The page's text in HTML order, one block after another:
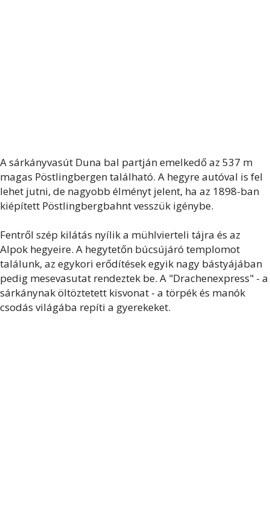
A sárkányvasút Duna bal partján emelkedő az 537 m
magas Pöstlingbergen található. A hegyre autóval is fel
lehet jutni, de nagyobb élményt jelent, ha az 1898-ban
kiépített Pöstlingbergbahnt vesszük igénybe.
Fentről szép kilátás nyílik a mühlvierteli tájra és az
Alpok hegyeire. A hegytetőn búcsújáró templomot
találunk, az egykori erődítések egyik nagy bástyájában
pedig mesevasutat rendeztek be. A "Drachenexpress" - a
sárkánynak öltöztetett kisvonat - a törpék és manók
csodás világába repíti a gyerekeket.